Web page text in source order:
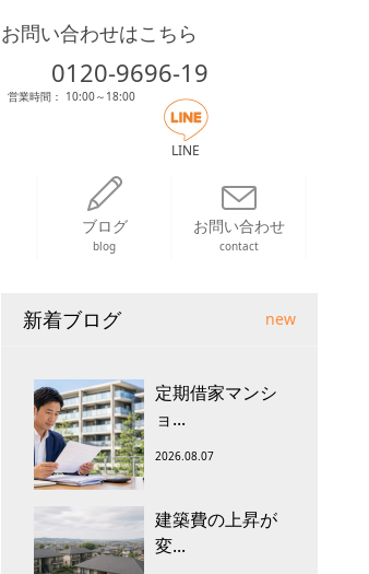
お問い合わせはこちら
0120-9696-19
営業時間： 10:00～18:00
LINE
ブログ
blog
お問い合わせ
contact
新着ブログ new
定期借家マンシ
ョ...
2026.08.07
建築費の上昇が
変...